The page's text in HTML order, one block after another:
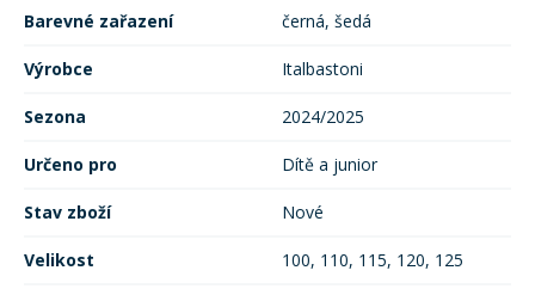
Rukavice na kolo
Barevné zařazení černá, šedá
Výrobce Italbastoni
Sezona 2024/2025
Určeno pro Dítě a junior
Stav zboží Nové
Velikost 100, 110, 115, 120, 125